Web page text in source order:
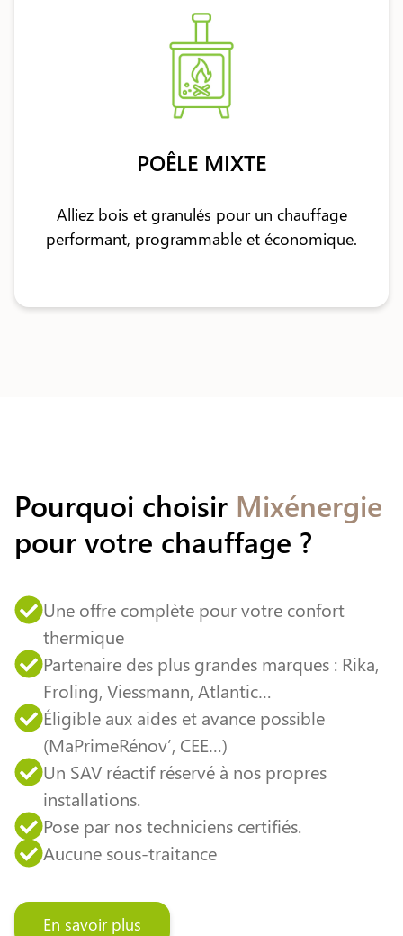
POÊLE MIXTE
Alliez bois et granulés pour un chauffage
performant, programmable et économique.
Pourquoi choisir Mixénergie
pour votre chauffage ?
Une offre complète pour votre confort
thermique
Partenaire des plus grandes marques : Rika,
Froling, Viessmann, Atlantic…
Éligible aux aides et avance possible
(MaPrimeRénov’, CEE…)
Un SAV réactif réservé à nos propres
installations.
Pose par nos techniciens certifiés.
Aucune sous-traitance
En savoir plus